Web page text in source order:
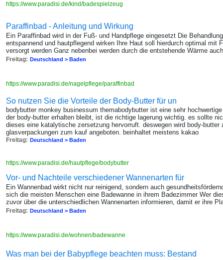
https://www.paradisi.de/kind/badespielzeug
Paraffinbad - Anleitung und Wirkung
Ein Paraffinbad wird in der Fuß- und Handpflege eingesetzt Die
entspannend und hautpflegend wirken Ihre Haut soll hierdurch optimal mit
versorgt werden Ganz nebenbei werden durch die entstehende Wärme
Freitag: Deutschland > Baden
https://www.paradisi.de/nagelpflege/paraffinbad
So nutzen Sie die Vorteile der Body-Butter für un
bodybutter monkey businessum themabodybutter ist eine sehr
der body-butter erhalten bleibt, ist die richtige lagerung wichtig. es sollte
dieses eine katalytische zersetzung hervorruft. deswegen wird body-
glasverpackungen zum kauf angeboten. beinhaltet meistens kakao
Freitag: Deutschland > Baden
https://www.paradisi.de/hautpflege/bodybutter
Vor- und Nachteile verschiedener Wannenarten für
Ein Wannenbad wirkt nicht nur reinigend, sondern auch
sich die meisten Menschen eine Badewanne in ihrem Badezimmer Wer
zuvor über die unterschiedlichen Wannenarten informieren, damit er ihre
Freitag: Deutschland > Baden
https://www.paradisi.de/wohnen/badewanne
Was man bei der Babypflege beachten muss: Bestand